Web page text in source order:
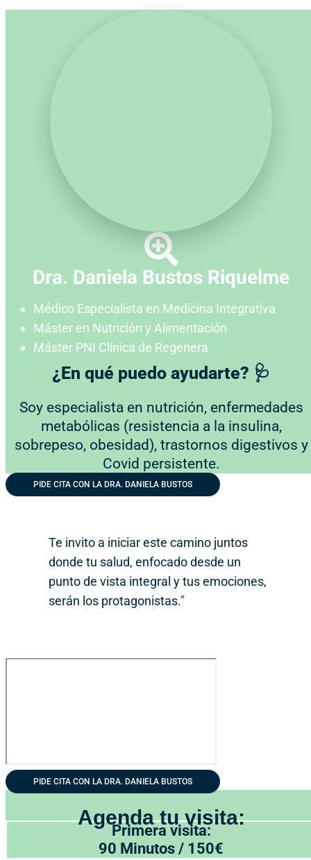
Dra. Daniela Bustos Riquelme
Médico Especialista en Medicina Integrativa
Máster en Nutrición y Alimentación
Máster PNI Clínica de Regenera
¿En qué puedo ayudarte? 🩺
Soy especialista en nutrición, enfermedades
metabólicas (resistencia a la insulina,
sobrepeso, obesidad), trastornos digestivos y
Covid persistente.
PIDE CITA CON LA DRA. DANIELA BUSTOS
Te invito a iniciar este camino juntos
donde tu salud, enfocado desde un
punto de vista integral y tus emociones,
serán los protagonistas."
PIDE CITA CON LA DRA. DANIELA BUSTOS
Agenda tu visita:
Primera visita:
90 Minutos / 150€